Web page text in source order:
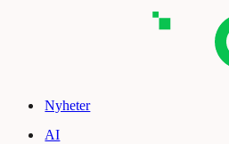
Nyheter
AI